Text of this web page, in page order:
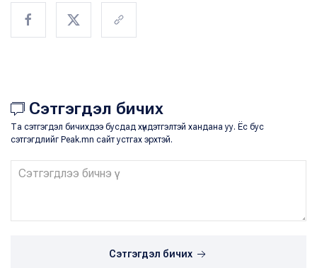
Сэтгэгдэл бичих
Та сэтгэгдэл бичихдээ бусдад хүндэтгэлтэй хандана уу. Ёс бус
сэтгэгдлийг Peak.mn сайт устгах эрхтэй.
Сэтгэгдэл бичих